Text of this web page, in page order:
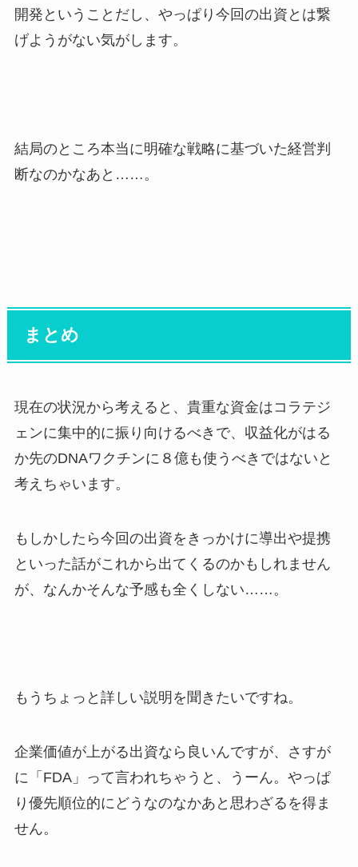
開発ということだし、やっぱり今回の出資とは繋
げようがない気がします。
結局のところ本当に明確な戦略に基づいた経営判
断なのかなあと……。
まとめ
現在の状況から考えると、貴重な資金はコラテジ
ェンに集中的に振り向けるべきで、収益化がはる
か先のDNAワクチンに８億も使うべきではないと
考えちゃいます。
もしかしたら今回の出資をきっかけに導出や提携
といった話がこれから出てくるのかもしれません
が、なんかそんな予感も全くしない……。
もうちょっと詳しい説明を聞きたいですね。
企業価値が上がる出資なら良いんですが、さすが
に「FDA」って言われちゃうと、うーん。やっぱ
り優先順位的にどうなのなかあと思わざるを得ま
せん。